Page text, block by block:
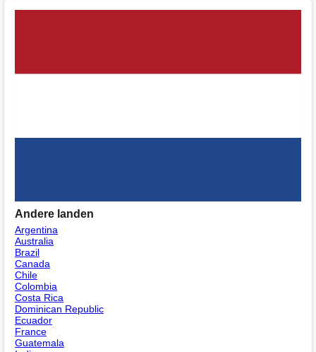
Andere landen
Argentina
Australia
Brazil
Canada
Chile
Colombia
Costa Rica
Dominican Republic
Ecuador
France
Guatemala